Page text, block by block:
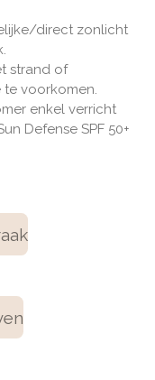
direct zonlicht
strand of
voorkomen.
enkel verricht
Defense SPF 50+